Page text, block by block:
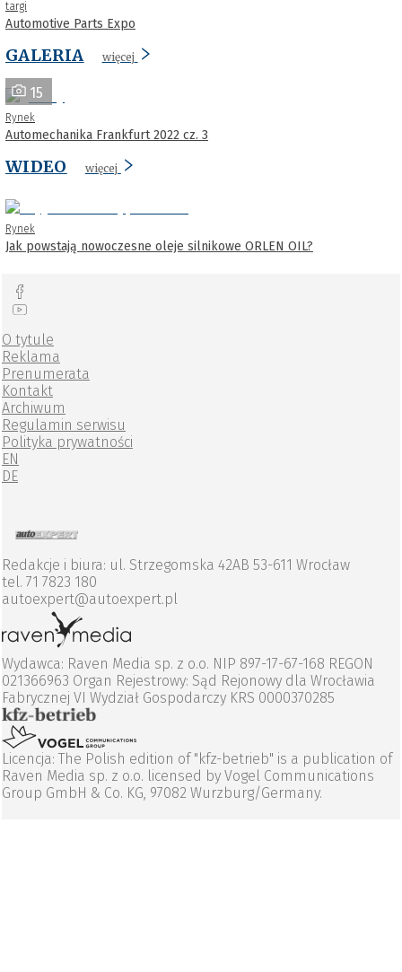
targi
Automotive Parts Expo
GALERIA więcej
15
Rynek
Automechanika Frankfurt 2022 cz. 3
WIDEO więcej
Rynek
Jak powstają nowoczesne oleje silnikowe ORLEN OIL?
O tytule
Reklama
Prenumerata
Kontakt
Archiwum
Regulamin serwisu
Polityka prywatności
EN
DE
Redakcje i biura: ul. Strzegomska 42AB 53-611 Wrocław
tel. 71 7823 180
autoexpert@autoexpert.pl
Wydawca: Raven Media sp. z o.o. NIP 897-17-67-168 REGON
021366963 Organ Rejestrowy: Sąd Rejonowy dla Wrocławia
Fabrycznej VI Wydział Gospodarczy KRS 0000370285
Licencja: The Polish edition of "kfz-betrieb" is a publication of
Raven Media sp. z o.o. licensed by Vogel Communications
Group GmbH & Co. KG, 97082 Wurzburg/Germany.